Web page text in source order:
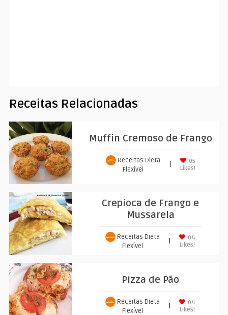
Receitas Relacionadas
Muffin Cremoso de Frango
Receitas Dieta
Flexível
05
Likes!
Crepioca de Frango e
Mussarela
Receitas Dieta
Flexível
04
Likes!
Pizza de Pão
Receitas Dieta
Flexível
04
Likes!